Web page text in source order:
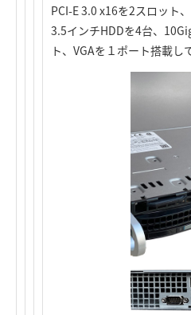
PCI-E 3.0 x16を2スロット
3.5インチHDDを4台、
ト、VGAを１ポート搭載し